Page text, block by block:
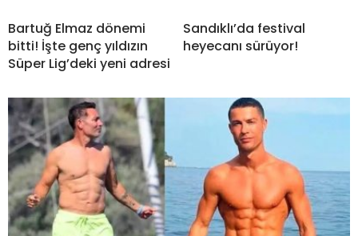
Bartuğ Elmaz dönemi
bitti! İşte genç yıldızın
Süper Lig’deki yeni adresi
Sandıklı’da festival
heyecanı sürüyor!